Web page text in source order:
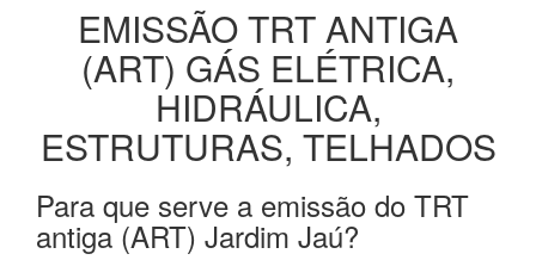
EMISSÃO TRT ANTIGA
(ART) GÁS ELÉTRICA,
HIDRÁULICA,
ESTRUTURAS, TELHADOS
Para que serve a emissão do TRT
antiga (ART) Jardim Jaú?